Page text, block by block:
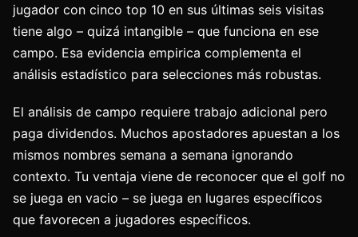
jugador con cinco top 10 en sus últimas seis visitas
tiene algo – quizá intangible – que funciona en ese
campo. Esa evidencia empirica complementa el
análisis estadístico para selecciones más robustas.
El análisis de campo requiere trabajo adicional pero
paga dividendos. Muchos apostadores apuestan a los
mismos nombres semana a semana ignorando
contexto. Tu ventaja viene de reconocer que el golf no
se juega en vacio – se juega en lugares específicos
que favorecen a jugadores específicos.